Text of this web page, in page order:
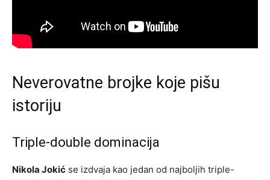
Neverovatne brojke koje pišu
istoriju
Triple-double dominacija
Nikola Jokić se izdvaja kao jedan od najboljih triple-